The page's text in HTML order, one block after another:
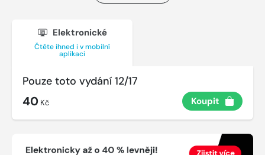
Elektronické
Čtěte ihned i v mobilní
aplikaci
Pouze toto vydání 12/17
40 Kč Koupit